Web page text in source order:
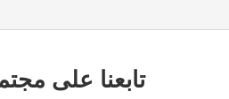
تابعنا على